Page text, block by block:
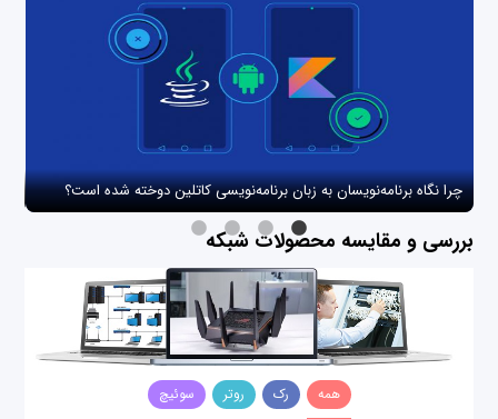
چرا نگاه برنامه‌نویسان به زبان برنامه‌نویسی کاتلین دوخته شده است؟
بررسی و مقایسه محصولات شبکه
همه رک روتر سوئیچ